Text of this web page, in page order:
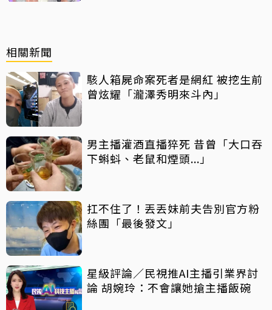
相關新聞
駭人箱屍命案死者是網紅 被挖生前
曾炫耀「瀧澤秀明來斗內」
男主播灌酒直播猝死 昔曾「大口吞
下蝌蚪、老鼠和煙頭...」
扛不住了！丟丟妹前夫告別官方粉
絲團「最後發文」
星級評論／民視推AI主播引業界討
論 胡婉玲：不會讓她搶主播飯碗